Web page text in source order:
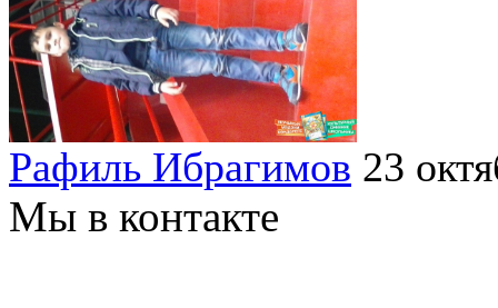
Рафиль Ибрагимов 23
Мы в контакте